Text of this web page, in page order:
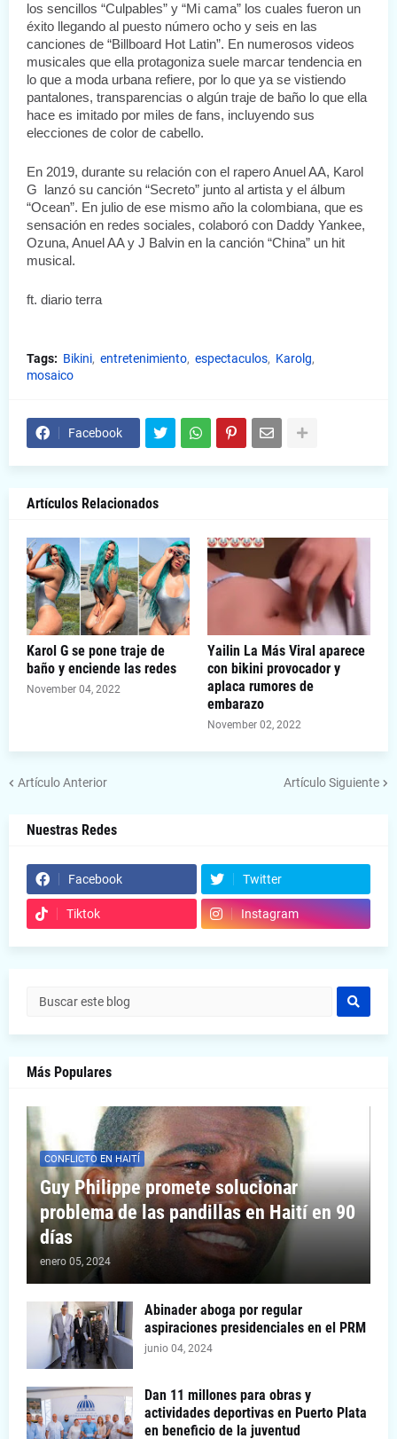
los sencillos “Culpables” y “Mi cama” los cuales fueron un
éxito llegando al puesto número ocho y seis en las
canciones de “Billboard Hot Latin”. En numerosos videos
musicales que ella protagoniza suele marcar tendencia en
lo que a moda urbana refiere, por lo que ya se vistiendo
pantalones, transparencias o algún traje de baño lo que ella
hace es imitado por miles de fans, incluyendo sus
elecciones de color de cabello.
En 2019, durante su relación con el rapero Anuel AA, Karol
G  lanzó su canción “Secreto” junto al artista y el álbum
“Ocean”. En julio de ese mismo año la colombiana, que es
sensación en redes sociales, colaboró con Daddy Yankee,
Ozuna, Anuel AA y J Balvin en la canción “China” un hit
musical.
ft. diario terra
Tags: Bikini entretenimiento espectaculos
Karolg
mosaico
Facebook
Artículos Relacionados
Karol G se pone traje de
baño y enciende las redes
November 04, 2022
Yailin La Más Viral aparece
con bikini provocador y
aplaca rumores de
embarazo
November 02, 2022
Artículo Anterior Artículo Siguiente
Nuestras Redes
Facebook Twitter
Tiktok Instagram
Más Populares
CONFLICTO EN HAITÍ
Guy Philippe promete solucionar
problema de las pandillas en Haití en 90
días
enero 05, 2024
Abinader aboga por regular
aspiraciones presidenciales en el PRM
junio 04, 2024
Dan 11 millones para obras y
actividades deportivas en Puerto Plata
en beneficio de la juventud